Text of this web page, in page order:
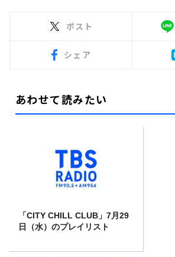
ポスト
シェア
あわせて読みたい
「CITY CHILL CLUB」7月29
日（水）のプレイリスト